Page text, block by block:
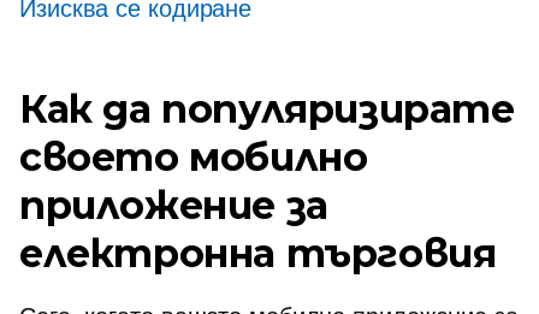
Изисква се кодиране
Как да популяризирате
своето мобилно
приложение за
електронна търговия